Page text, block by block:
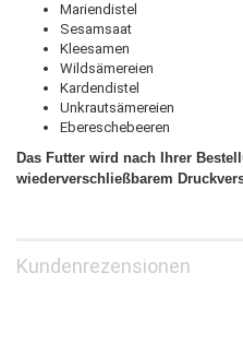
Mariendistel
Sesamsaat
Kleesamen
Wildsämereien
Kardendistel
Unkrautsämereien
Ebereschebeeren
Das Futter wird nach Ihrer
wiederverschließbarem
Kundenrezensionen